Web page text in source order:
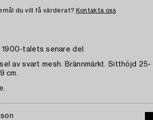
du vill få värderat? Kontakta oss
1900-talets senare del.
av svart mesh. Brännmärkt. Sitthöjd 25-
cm.